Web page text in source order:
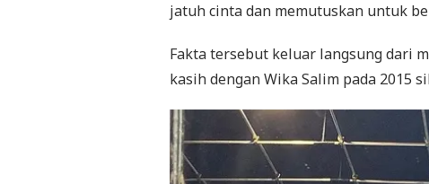
jatuh cinta dan memutuskan untuk
Fakta tersebut keluar langsung dari
kasih dengan Wika Salim pada 2015